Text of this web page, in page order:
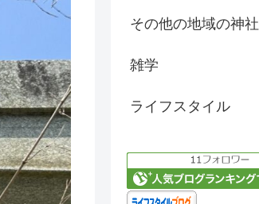
その他の地域の神社
雑学
ライフスタイル